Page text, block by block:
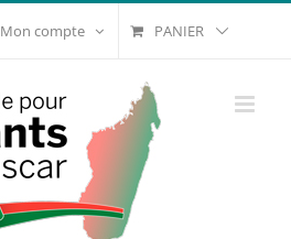
Mon compte PANIER